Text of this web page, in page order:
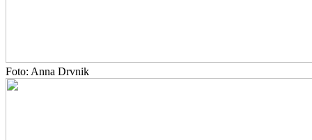
Foto: Anna Drvnik